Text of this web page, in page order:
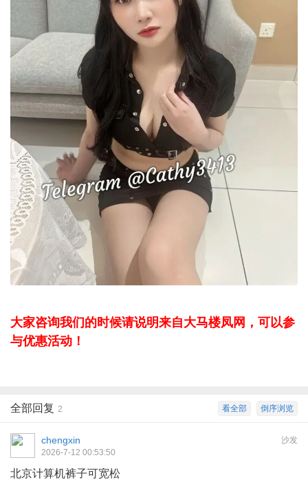
大家咨询我们的时候请说明来自大马楼凤网，可以参
与优惠活动！
倒序浏览
看全部
全部回复 2
沙发
chengxin
2026-7-12 00:53:50
北京计算机裤子可宽松